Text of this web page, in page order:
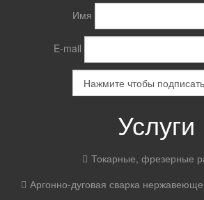
Имя
E-mail
Услуги
Токарные, фрезерные
Аргонно-дуговая сварка